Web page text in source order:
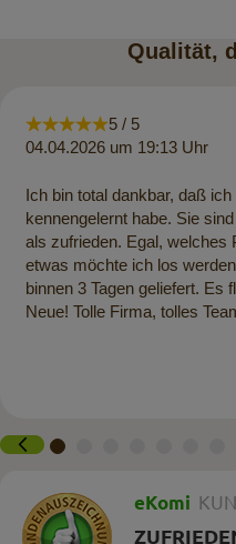
Qualität,
5 / 5
04.04.2026 um 19:13 Uhr
Ich bin total dankbar, daß
kennengelernt habe. Sie
als zufrieden. Egal, welches
etwas möchte ich los
binnen 3 Tagen geliefert. Es
Neue! Tolle Firma, tolles
eKomi